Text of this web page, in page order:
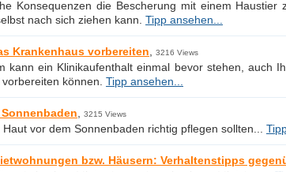
Konsequenzen die Bescherung mit einem
nach sich ziehen kann. Tipp ansehen...
Krankenhaus vorbereiten 3216 Views
kann ein Klinikaufenthalt einmal bevor stehen, auch
können. Tipp ansehen...
3215 Views
vor dem Sonnenbaden richtig pflegen sollten...
bzw. Häusern: Verhaltenstipps